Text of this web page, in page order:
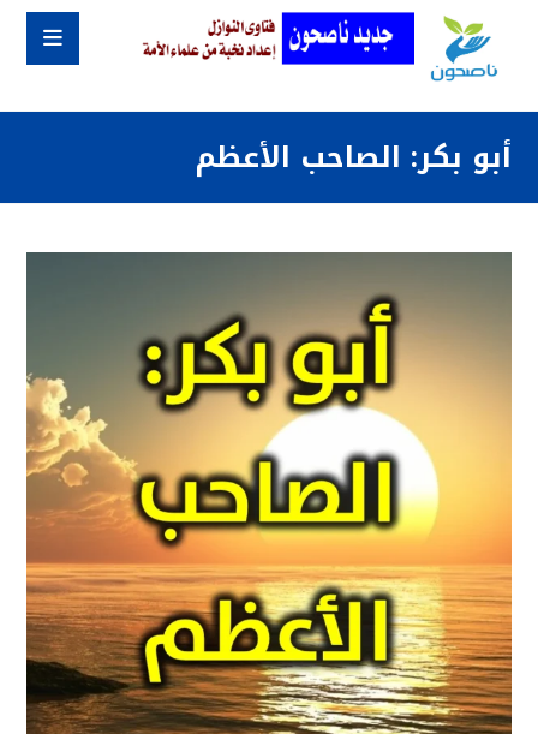
أبو بكر: الصاحب الأعظم